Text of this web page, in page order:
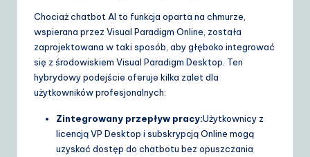
Chociaż chatbot AI to funkcja oparta na chmurze,
wspierana przez Visual Paradigm Online, została
zaprojektowana w taki sposób, aby głęboko integrować
się z środowiskiem Visual Paradigm Desktop. Ten
hybrydowy podejście oferuje kilka zalet dla
użytkowników profesjonalnych:
Zintegrowany przepływ pracy:Użytkownicy z
licencją VP Desktop i subskrypcją Online mogą
uzyskać dostęp do chatbotu bez opuszczania